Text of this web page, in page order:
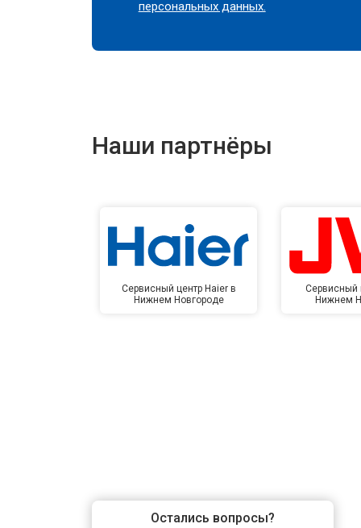
персональных данных.
Наши партнёры
Сервисный центр Haier в
Нижнем Новгороде
Сервисный
Нижнем
Остались вопросы?